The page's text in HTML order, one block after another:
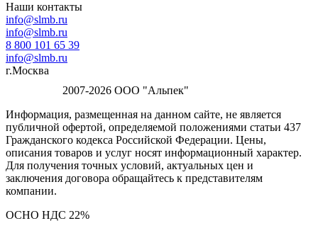
Наши контакты
info@slmb.ru
info@slmb.ru
8 800 101 65 39
info@slmb.ru
г.Москва
2007-2026 ООО "Альпек"
Информация, размещенная на данном сайте, не является
публичной офертой, определяемой положениями статьи 437
Гражданского кодекса Российской Федерации. Цены,
описания товаров и услуг носят информационный характер.
Для получения точных условий, актуальных цен и
заключения договора обращайтесь к представителям
компании.
ОСНО НДС 22%